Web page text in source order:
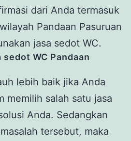
dari Anda termasuk
Pandaan Pasuruan
jasa sedot WC.
WC Pandaan
lebih baik jika Anda
memilih salah satu jasa
Anda. Sedangkan
tersebut, maka